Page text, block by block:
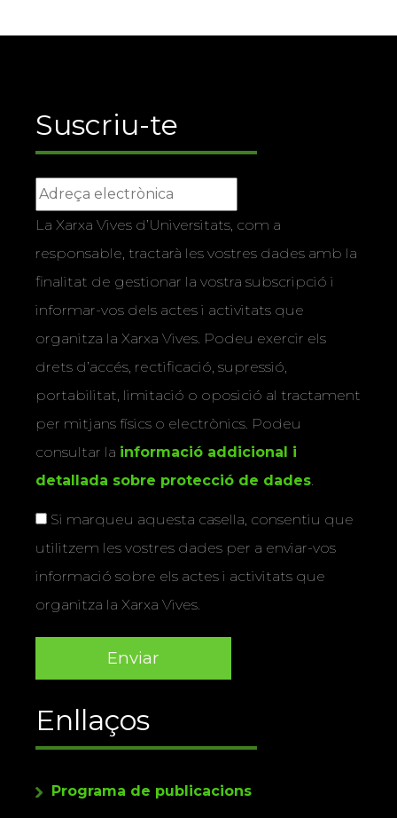
Suscriu-te
La Xarxa Vives d’Universitats, com a
responsable, tractarà les vostres dades amb la
finalitat de gestionar la vostra subscripció i
informar-vos dels actes i activitats que
organitza la Xarxa Vives. Podeu exercir els
drets d’accés, rectificació, supressió,
portabilitat, limitació o oposició al tractament
per mitjans físics o electrònics. Podeu
consultar la informació addicional i
detallada sobre protecció de dades.
Si marqueu aquesta casella, consentiu que
utilitzem les vostres dades per a enviar-vos
informació sobre els actes i activitats que
organitza la Xarxa Vives.
Enllaços
Programa de publicacions